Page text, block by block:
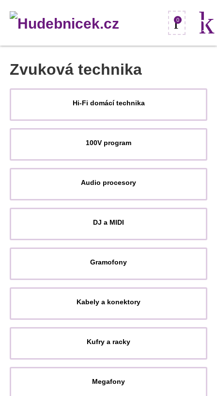
0
Zvuková technika
Hi-Fi domácí technika
100V program
Audio procesory
DJ a MIDI
Gramofony
Kabely a konektory
Kufry a racky
Megafony